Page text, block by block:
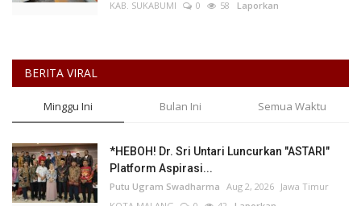
KAB. SUKABUMI
0 58 Laporkan
BERITA VIRAL
Minggu Ini Bulan Ini Semua Waktu
*HEBOH! Dr. Sri Untari Luncurkan "ASTARI"
Platform Aspirasi...
Putu Ugram Swadharma Aug 2, 2026 Jawa Timur